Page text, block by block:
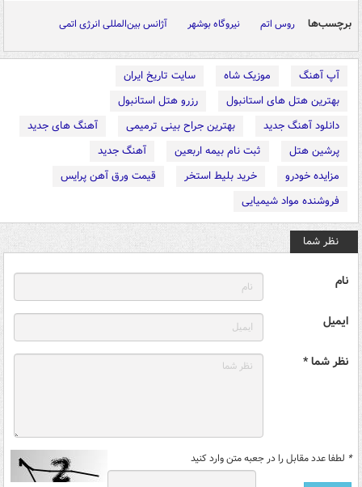
برچسب‌ها روس اتم نیروگاه بوشهر آژانس بین‌المللی انرژی اتمی
آپ آهنگ موزیک شاه
سایت تاریخ ایران
بهترین هتل های استانبول
رزرو هتل استانبول
دانلود آهنگ جدید
بهترین جراح بینی ترمیمی
آهنگ های جدید
پرشین هتل
ثبت نام بیمه اربعین
آهنگ جدید
مزایده خودرو
خرید بلیط استخر
قیمت ورق آهن پرایس
فروشنده مواد شیمیایی
نظر شما
نام
ایمیل
نظر شما *
* لطفا عدد مقابل را در جعبه متن وارد کنید